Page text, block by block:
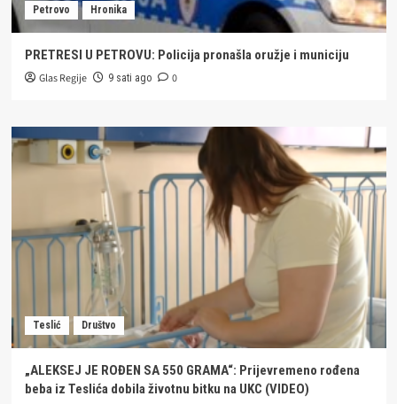
Petrovo Hronika
PRETRESI U PETROVU: Policija pronašla oružje i municiju
Glas Regije 9 sati ago 0
Teslić Društvo
„ALEKSEJ JE ROĐEN SA 550 GRAMA“: Prijevremeno rođena
beba iz Teslića dobila životnu bitku na UKC (VIDEO)